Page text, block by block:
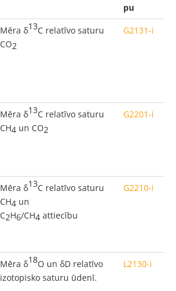
pu
Mēra δ13C relatīvo saturu
CO2
G2131-i
Mēra δ13C relatīvo saturu
CH4 un CO2
G2201-i
Mēra δ13C relatīvo saturu
CH4 un
C2H6/CH4 attiecību
G2210-i
Mēra δ18O un δD relatīvo
izotopisko saturu ūdenī.
L2130-i